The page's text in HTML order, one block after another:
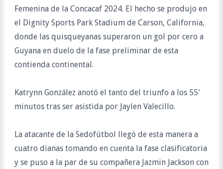
Femenina de la Concacaf 2024. El hecho se produjo en
el Dignity Sports Park Stadium de Carson, California,
donde las quisqueyanas superaron un gol por cero a
Guyana en duelo de la fase preliminar de esta
contienda continental.
Katrynn González anotó el tanto del triunfo a los 55'
minutos tras ser asistida por Jaylen Valecillo.
La atacante de la Sedofútbol llegó de esta manera a
cuatro dianas tomando en cuenta la fase clasificatoria
y se puso a la par de su compañera Jazmin Jackson con